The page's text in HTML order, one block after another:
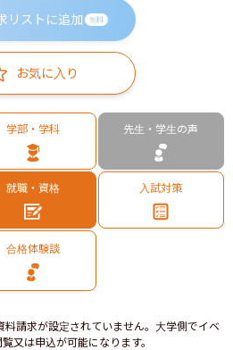
リストに追加 無料
お気に入り
学部・学科 先生・学生の声
就職・資格 入試対策
合格体験談
請求が設定されていません。大学側でイベ
又は申込が可能になります。